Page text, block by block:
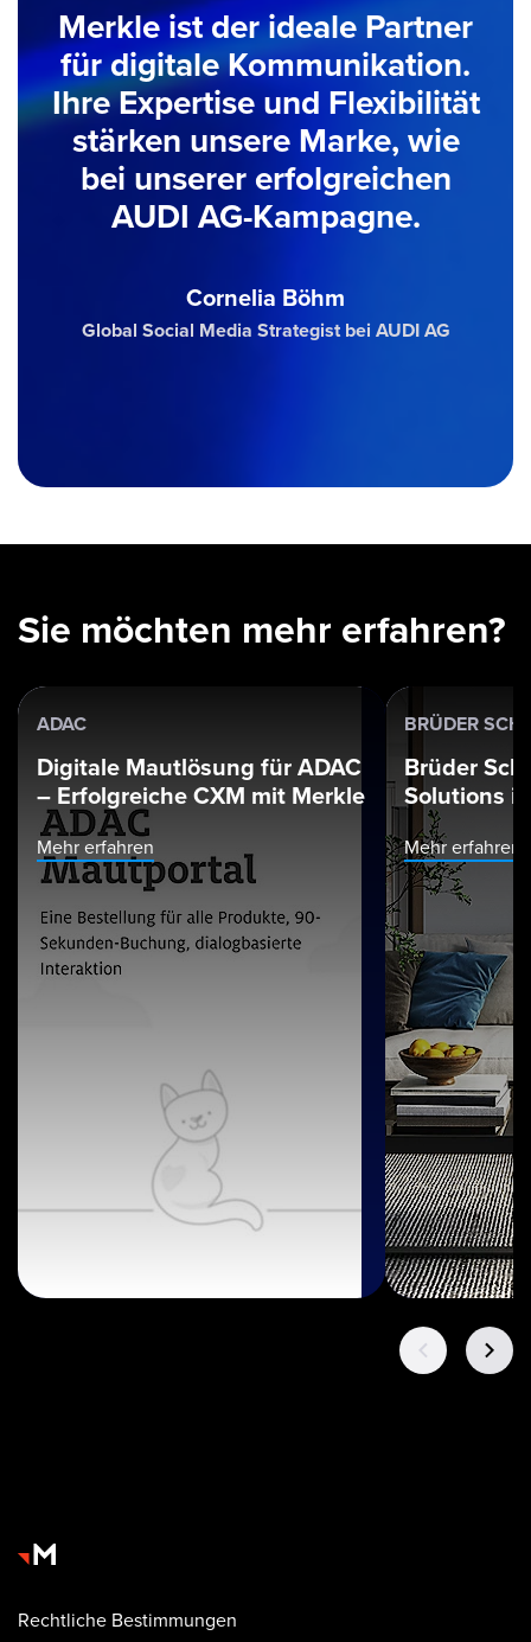
Merkle ist der ideale Partner
für digitale Kommunikation.
Ihre Expertise und Flexibilität
stärken unsere Marke, wie
bei unserer erfolgreichen
AUDI AG-Kampagne.
Cornelia Böhm
Global Social Media Strategist bei AUDI AG
Sie möchten mehr erfahren?
ADAC
Digitale Mautlösung für ADAC
– Erfolgreiche CXM mit Merkle
Mehr erfahren
BRÜDER
Brüder
Solutions
Mehr erfahren
Rechtliche Bestimmungen